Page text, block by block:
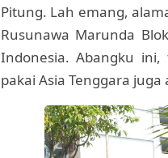
Pitung. Lah emang,
Rusunawa Marunda
Indonesia. Abangku
pakai Asia Tenggara